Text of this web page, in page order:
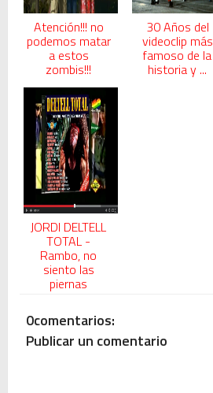
Atención!!! no
podemos matar
a estos
zombis!!!
30 Años del
videoclip más
famoso de la
historia y ...
JORDI DELTELL
TOTAL -
Rambo, no
siento las
piernas
0comentarios:
Publicar un comentario